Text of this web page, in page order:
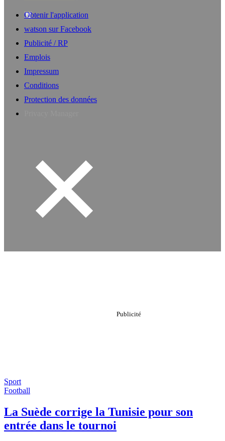
Obtenir l'application
watson sur Facebook
Publicité / RP
Emplois
Impressum
Conditions
Protection des données
Sport
Football
La Suède corrige la Tunisie pour son
entrée dans le tournoi